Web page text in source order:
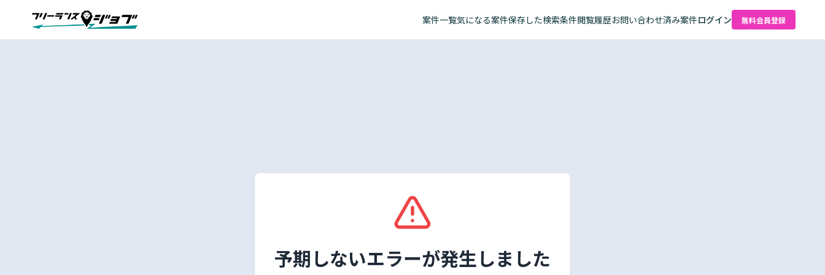
案件一覧気になる案件保存した検索条件閲覧履歴お問い合わせ済み案件ログイン 無料会員登録
予期しないエラーが発生しました